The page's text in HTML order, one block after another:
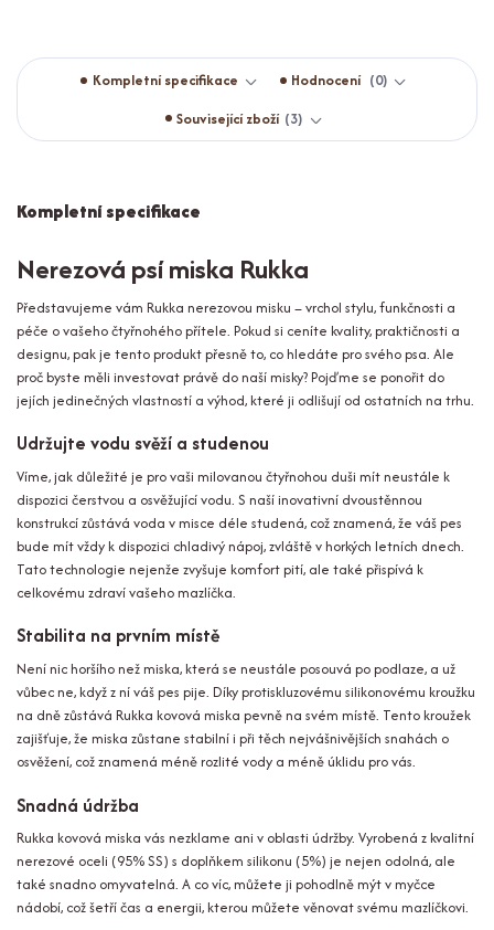
Kompletní specifikace Hodnocení
0
Související zboží 3
Kompletní specifikace
Nerezová psí miska Rukka
Představujeme vám Rukka nerezovou misku – vrchol stylu, funkčnosti a
péče o vašeho čtyřnohého přítele. Pokud si ceníte kvality, praktičnosti a
designu, pak je tento produkt přesně to, co hledáte pro svého psa. Ale
proč byste měli investovat právě do naší misky? Pojďme se ponořit do
jejích jedinečných vlastností a výhod, které ji odlišují od ostatních na trhu.
Udržujte vodu svěží a studenou
Víme, jak důležité je pro vaši milovanou čtyřnohou duši mít neustále k
dispozici čerstvou a osvěžující vodu. S naší inovativní dvoustěnnou
konstrukcí zůstává voda v misce déle studená, což znamená, že váš pes
bude mít vždy k dispozici chladivý nápoj, zvláště v horkých letních dnech.
Tato technologie nejenže zvyšuje komfort pití, ale také přispívá k
celkovému zdraví vašeho mazlíčka.
Stabilita na prvním místě
Není nic horšího než miska, která se neustále posouvá po podlaze, a už
vůbec ne, když z ní váš pes pije. Díky protiskluzovému silikonovému kroužku
na dně zůstává Rukka kovová miska pevně na svém místě. Tento kroužek
zajišťuje, že miska zůstane stabilní i při těch nejvášnivějších snahách o
osvěžení, což znamená méně rozlité vody a méně úklidu pro vás.
Snadná údržba
Rukka kovová miska vás nezklame ani v oblasti údržby. Vyrobená z kvalitní
nerezové oceli (95% SS) s doplňkem silikonu (5%) je nejen odolná, ale
také snadno omyvatelná. A co víc, můžete ji pohodlně mýt v myčce
nádobí, což šetří čas a energii, kterou můžete věnovat svému mazlíčkovi.